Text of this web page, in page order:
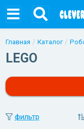
Главная Каталог
LEGO
фильтр